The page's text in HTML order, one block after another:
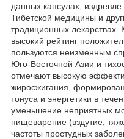
данных капсулах,
Тибетской медицины и
традиционных лекарствах.
высокий рейтинг
пользуются неизменным
Юго-Восточной Азии и
отмечают высокую
жиросжигания,
тонуса и энергетики в
уменьшение неприятных
пищеварение (вздутие,
частоты простудных